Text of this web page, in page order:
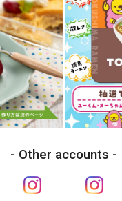
Other accounts